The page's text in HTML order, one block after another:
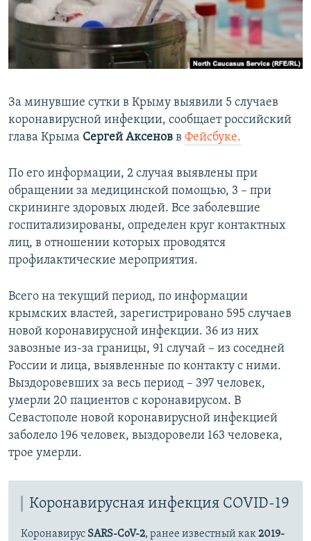
ПОБЕДИТЕЛЕЙ НЕ СУДЯТ?
ПРИСОЕДИНЯЙТЕСЬ!
Все сайты RFE/RL
За минувшие сутки в Крыму выявили 5 случаев
коронавирусной инфекции, сообщает российский
глава Крыма Сергей Аксенов в Фейсбуке.
По его информации, 2 случая выявлены при
обращении за медицинской помощью, 3 – при
скрининге здоровых людей. Все заболевшие
госпитализированы, определен круг контактных
лиц, в отношении которых проводятся
профилактические мероприятия.
Всего на текущий период, по информации
крымских властей, зарегистрировано 595 случаев
новой коронавирусной инфекции. 36 из них
завозные из-за границы, 91 случай – из соседней
России и лица, выявленные по контакту с ними.
Выздоровевших за весь период – 397 человек,
умерли 20 пациентов с коронавирусом. В
Севастополе новой коронавирусной инфекцией
заболело 196 человек, выздоровели 163 человека,
трое умерли.
Коронавирусная инфекция COVID-19
Коронавирус SARS-CoV-2, ранее известный как2019-